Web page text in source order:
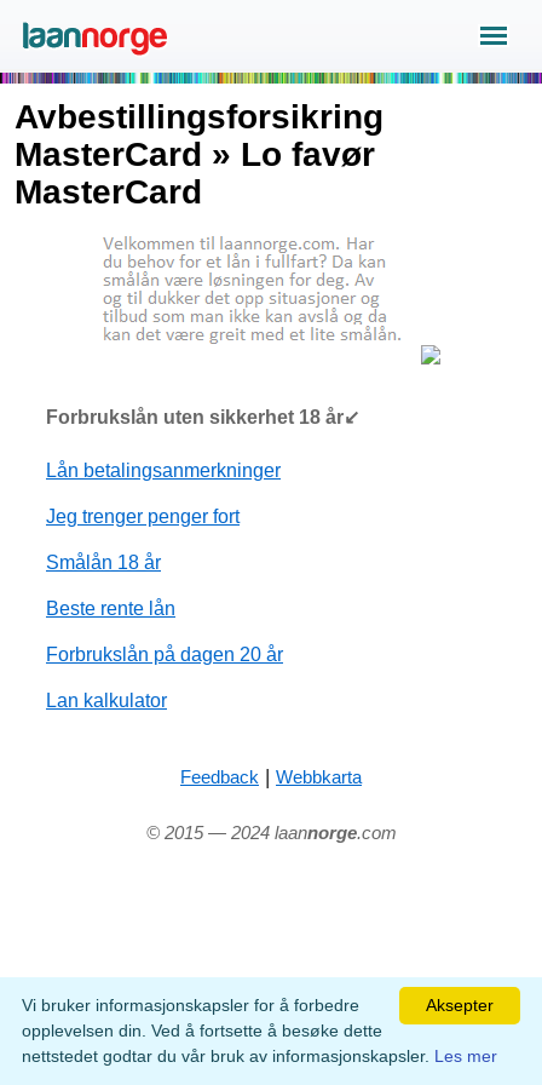
Avbestillingsforsikring
MasterCard » Lo favør
MasterCard
Forbrukslån uten sikkerhet 18 år↙
Lån betalingsanmerkninger
Jeg trenger penger fort
Smålån 18 år
Beste rente lån
Forbrukslån på dagen 20 år
Lan kalkulator
Feedback | Webbkarta
© 2015 — 2024 laannorge.com
Aksepter
Vi bruker informasjonskapsler for å forbedre
opplevelsen din. Ved å fortsette å besøke dette
nettstedet godtar du vår bruk av informasjonskapsler. Les mer